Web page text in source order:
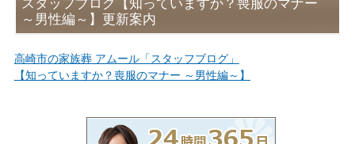
スタッフブログ【知っていますか？喪服のマナー
～男性編～】更新案内
高崎市の家族葬 アムール「スタッフブログ」
【知っていますか？喪服のマナー ～男性編～】